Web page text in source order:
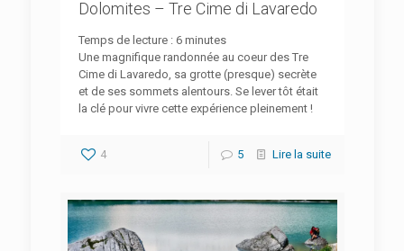
Dolomites – Tre Cime di Lavaredo
Temps de lecture : 6 minutes
Une magnifique randonnée au coeur des Tre
Cime di Lavaredo, sa grotte (presque) secrète
et de ses sommets alentours. Se lever tôt était
la clé pour vivre cette expérience pleinement !
4 5 Lire la suite